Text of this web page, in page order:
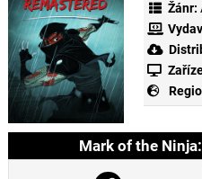
Žánr:
Mark of the